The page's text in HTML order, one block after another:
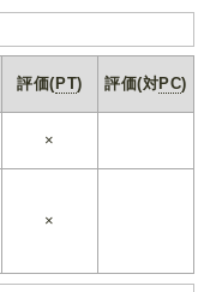
評価( PT) 評価(対PC)
×
×